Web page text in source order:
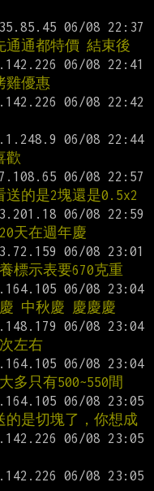
通通都特價 結束後
雞優惠
歡
的是2塊還是0.5x2
天在週年慶
標示表要670克重
中秋慶 慶慶慶
左右
多只有500~550間
是切塊了，你想成